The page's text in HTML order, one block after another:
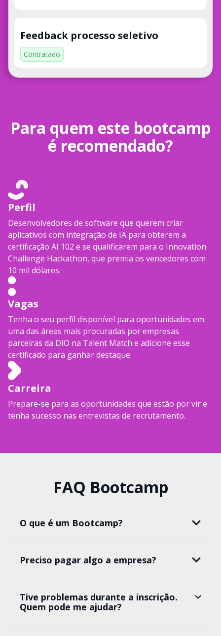
Feedback processo seletivo
Contratado
Para quem este bootcamp
é recomendado?
Perfil
Desenvolvedores de software que querem criar
aplicativos com integração de IA para obterem a
certificação AI 102 e se qualificarem para o Innovation
Challenge Hackathon, que premia os vencedores com
10 mil dólares.
Vagas
Tenha o seu perfil disponível para oportunidades em
uma das áreas mais procuradas por empresas
parceiras da DIO na Talent Match e adicione esse
certificado para ganhar destaque.
Carreira
Prepare-se para as oportunidades que estão por vir e
tenha sucesso nas entrevistas de recrutamento.
FAQ Bootcamp
O que é um Bootcamp?
Preciso pagar algo a empresa?
Tive problemas durante a inscrição.
Quem pode me ajudar?